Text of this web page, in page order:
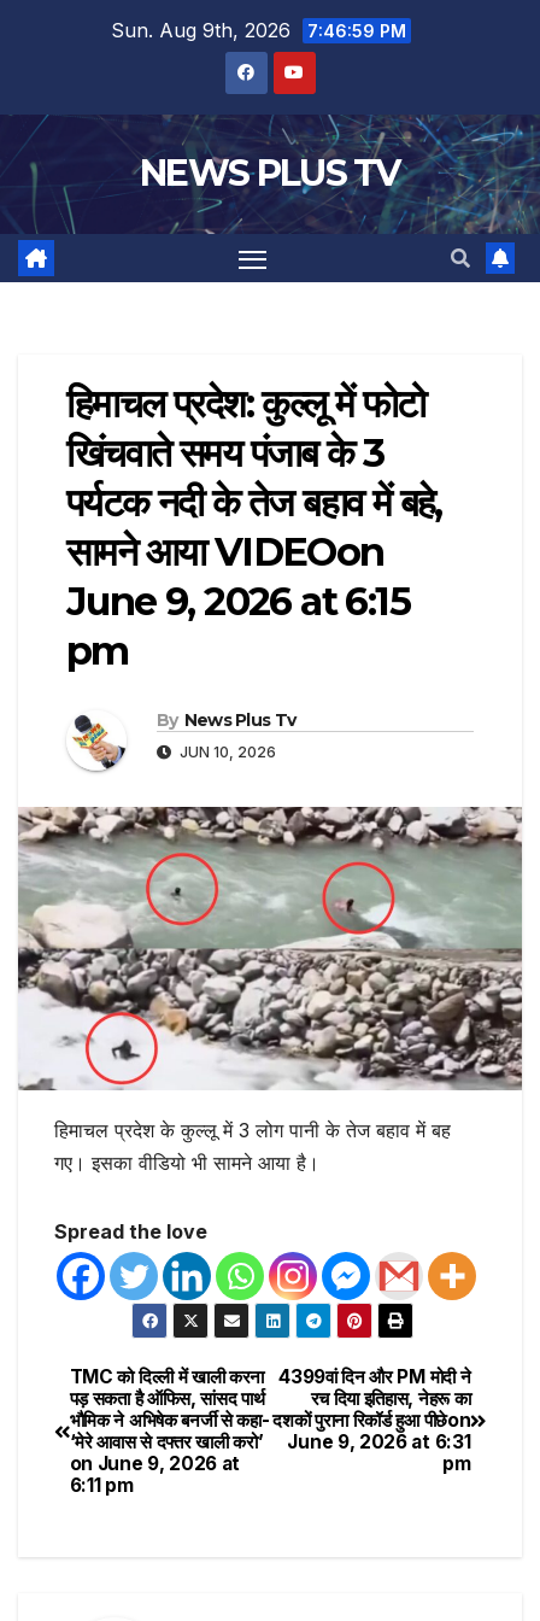
Sun. Aug 9th, 2026 7:46:59 PM
NEWS PLUS TV
हिमाचल प्रदेश: कुल्लू में फोटो
खिंचवाते समय पंजाब के 3
पर्यटक नदी के तेज बहाव में बहे,
सामने आया VIDEO​on
June 9, 2026 at 6:15
pm
By News Plus Tv
JUN 10, 2026
हिमाचल प्रदेश के कुल्लू में 3 लोग पानी के तेज बहाव में बह
गए। इसका वीडियो भी सामने आया है।
Spread the love
4399वां दिन और PM मोदी ने
रच दिया इतिहास, नेहरू का
दशकों पुराना रिकॉर्ड हुआ पीछे​on
June 9, 2026 at 6:31
pm
TMC को दिल्ली में खाली करना
पड़ सकता है ऑफिस, सांसद पार्थ
भौमिक ने अभिषेक बनर्जी से कहा-
‘मेरे आवास से दफ्तर खाली करो’​
on June 9, 2026 at
6:11 pm